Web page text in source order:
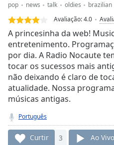
Duration
Loaded:
0.00%
Stream
TypeLIVE
Seek to
live,
currently
behind
liveLIVE
Time-
pop news talk oldies
brazilian
Avaliação:4.0
A princesinha da web!
entretenimento.
por dia. A Radio Nocaute
tocar os sucessos mais
não deixando é claro de
atualidade. Nossa
músicas antigas.
Português
Curtir 3 Ao Vivo